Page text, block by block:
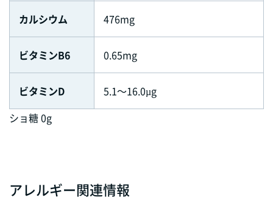
カルシウム 476mg
ビタミンB6 0.65mg
ビタミンD
5.1～16.0µg
ショ糖 0g
アレルギー関連情報